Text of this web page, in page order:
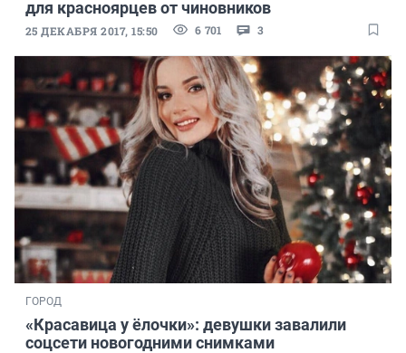
для красноярцев от чиновников
25 ДЕКАБРЯ 2017, 15:50 6 701 3
ГОРОД
«Красавица у ёлочки»: девушки завалили
соцсети новогодними снимками